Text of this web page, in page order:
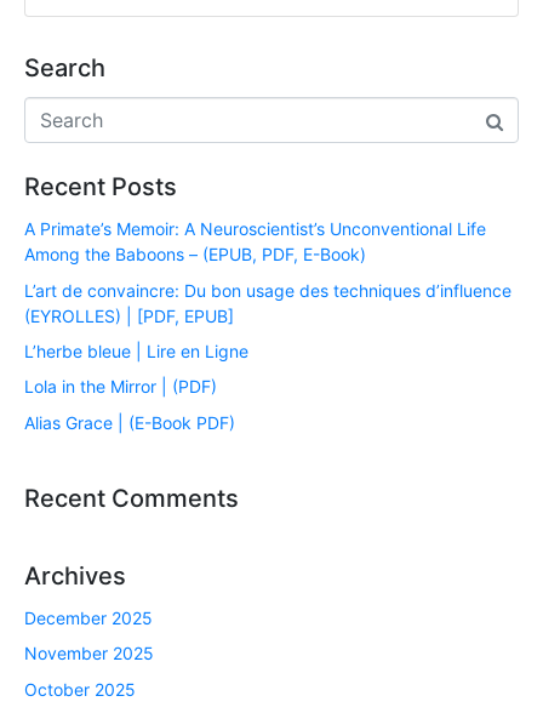
Search
Recent Posts
A Primate’s Memoir: A Neuroscientist’s Unconventional Life
Among the Baboons – (EPUB, PDF, E-Book)
L’art de convaincre: Du bon usage des techniques d’influence
(EYROLLES) | [PDF, EPUB]
L’herbe bleue | Lire en Ligne
Lola in the Mirror | (PDF)
Alias Grace | (E-Book PDF)
Recent Comments
Archives
December 2025
November 2025
October 2025